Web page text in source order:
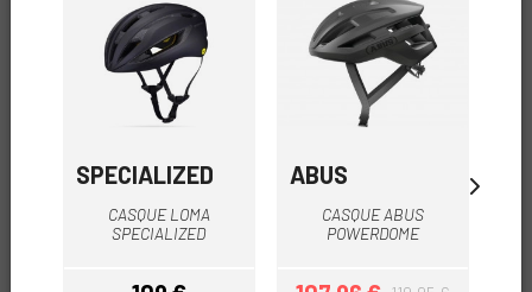
SPECIALIZED
CASQUE LOMA
SPECIALIZED
ABUS
CASQUE ABUS
POWERDOME